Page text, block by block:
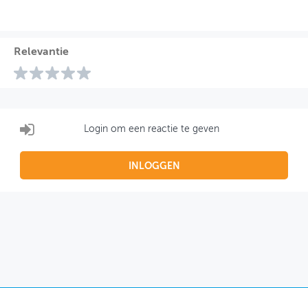
Relevantie
Login om een reactie te geven
INLOGGEN